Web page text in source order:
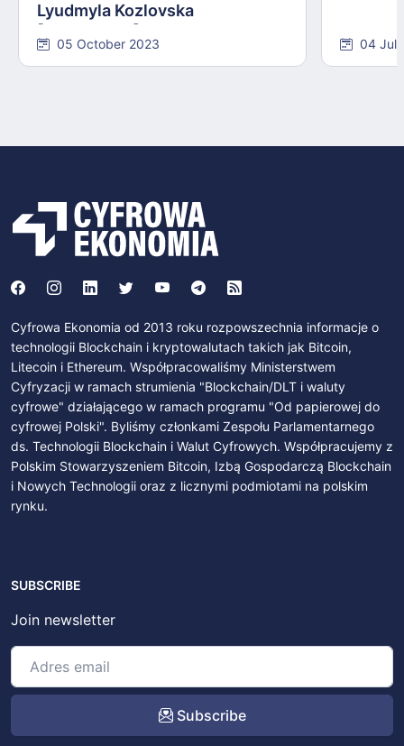
Lyudmyla Kozlovska
05 October 2023 04
Cyfrowa Ekonomia od 2013 roku rozpowszechnia informacje o
technologii Blockchain i kryptowalutach takich jak Bitcoin,
Litecoin i Ethereum. Współpracowaliśmy Ministerstwem
Cyfryzacji w ramach strumienia "Blockchain/DLT i waluty
cyfrowe" działającego w ramach programu "Od papierowej do
cyfrowej Polski". Byliśmy członkami Zespołu Parlamentarnego
ds. Technologii Blockchain i Walut Cyfrowych. Współpracujemy z
Polskim Stowarzyszeniem Bitcoin, Izbą Gospodarczą Blockchain
i Nowych Technologii oraz z licznymi podmiotami na polskim
rynku.
SUBSCRIBE
Join newsletter
Subscribe